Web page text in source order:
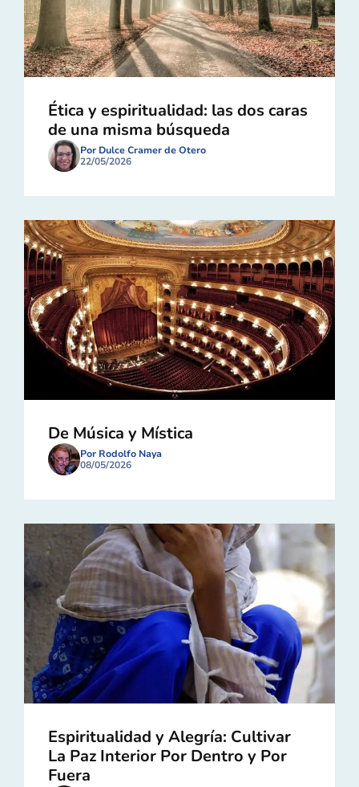
Ética y espiritualidad: las dos caras
de una misma búsqueda
Por Dulce Cramer de Otero
22/05/2026
De Música y Mística
Por Rodolfo Naya
08/05/2026
Espiritualidad y Alegría: Cultivar
La Paz Interior Por Dentro y Por
Fuera